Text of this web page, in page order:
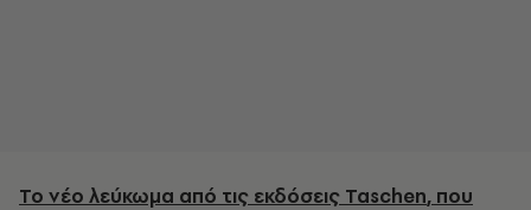
Το νέο λεύκωμα από τις εκδόσεις Taschen, που